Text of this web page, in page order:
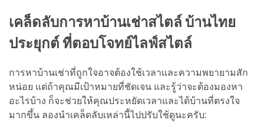
เคล็ดลับการหาบ้านเช่าสไตล์ บ้านไทย
ประยุกต์ ที่ตอบโจทย์ไลฟ์สไตล์
การหาบ้านเช่าที่ถูกใจอาจต้องใช้เวลาและความพยายามสัก
หน่อย แต่ถ้าคุณมีเป้าหมายที่ชัดเจน และรู้ว่าจะต้องมองหา
อะไรบ้าง ก็จะช่วยให้คุณประหยัดเวลาและได้บ้านที่ตรงใจ
มากขึ้น ลองนำเคล็ดลับเหล่านี้ไปปรับใช้ดูนะครับ: